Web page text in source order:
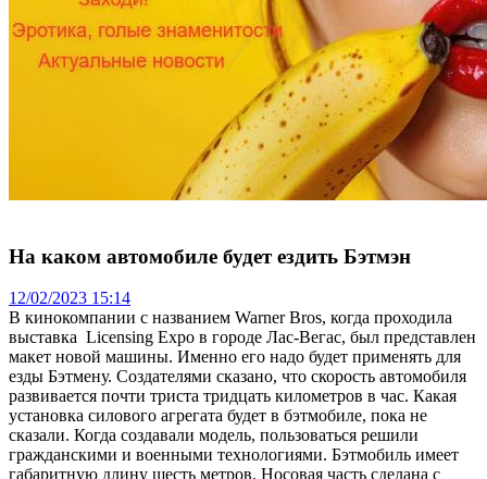
На каком автомобиле будет ездить Бэтмэн
12/02/2023 15:14
В кинокомпании с названием Warner Bros, когда проходила
выставка Licensing Expo в городе Лас-Вегас, был представлен
макет новой машины. Именно его надо будет применять для
езды Бэтмену. Создателями сказано, что скорость автомобиля
развивается почти триста тридцать километров в час. Какая
установка силового агрегата будет в бэтмобиле, пока не
сказали. Когда создавали модель, пользоваться решили
гражданскими и военными технологиями. Бэтмобиль имеет
габаритную длину шесть метров. Носовая часть сделана с